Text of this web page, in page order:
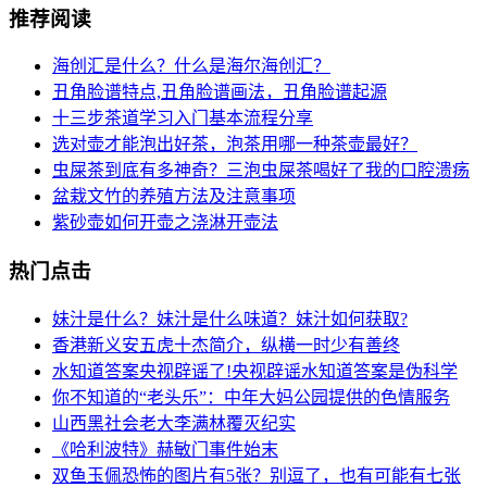
推荐阅读
海创汇是什么？什么是海尔海创汇？
丑角脸谱特点,丑角脸谱画法，丑角脸谱起源
十三步茶道学习入门基本流程分享
选对壶才能泡出好茶，泡茶用哪一种茶壶最好？
虫屎茶到底有多神奇？三泡虫屎茶喝好了我的口腔溃疡
盆栽文竹的养殖方法及注意事项
紫砂壶如何开壶之浇淋开壶法
热门点击
妹汁是什么？妹汁是什么味道？妹汁如何获取?
香港新义安五虎十杰简介，纵横一时少有善终
水知道答案央视辟谣了!央视辟谣水知道答案是伪科学
你不知道的“老头乐”：中年大妈公园提供的色情服务
山西黑社会老大李满林覆灭纪实
《哈利波特》赫敏门事件始末
双鱼玉佩恐怖的图片有5张？别逗了，也有可能有七张